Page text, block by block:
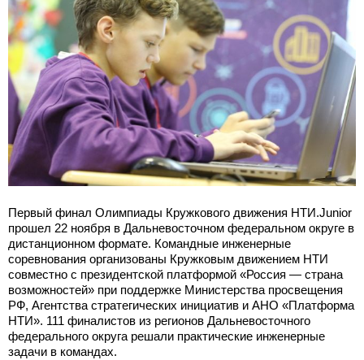
Первый финал Олимпиады Кружкового движения НТИ.Junior
прошел 22 ноября в Дальневосточном федеральном округе в
дистанционном формате. Командные инженерные
соревнования организованы Кружковым движением НТИ
совместно с президентской платформой «Россия — страна
возможностей» при поддержке Министерства просвещения
РФ, Агентства стратегических инициатив и АНО «Платформа
НТИ». 111 финалистов из регионов Дальневосточного
федерального округа решали практические инженерные
задачи в командах.